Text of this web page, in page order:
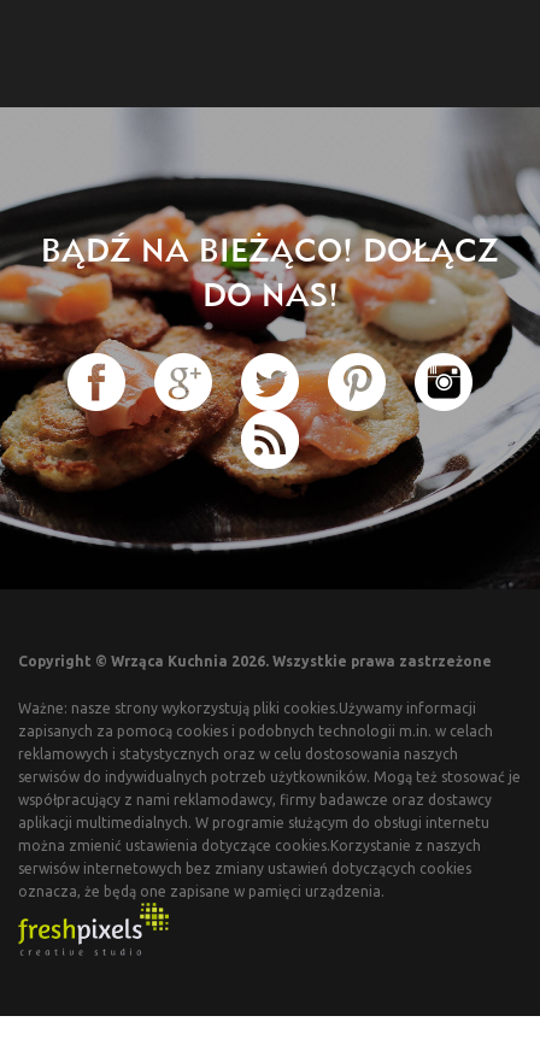
BĄDŹ NA BIEŻĄCO! DOŁĄCZ
DO NAS!
Copyright © Wrząca Kuchnia 2026. Wszystkie prawa zastrzeżone
Ważne: nasze strony wykorzystują pliki cookies.Używamy informacji
zapisanych za pomocą cookies i podobnych technologii m.in. w celach
reklamowych i statystycznych oraz w celu dostosowania naszych
serwisów do indywidualnych potrzeb użytkowników. Mogą też stosować je
współpracujący z nami reklamodawcy, firmy badawcze oraz dostawcy
aplikacji multimedialnych. W programie służącym do obsługi internetu
można zmienić ustawienia dotyczące cookies.Korzystanie z naszych
serwisów internetowych bez zmiany ustawień dotyczących cookies
oznacza, że będą one zapisane w pamięci urządzenia.